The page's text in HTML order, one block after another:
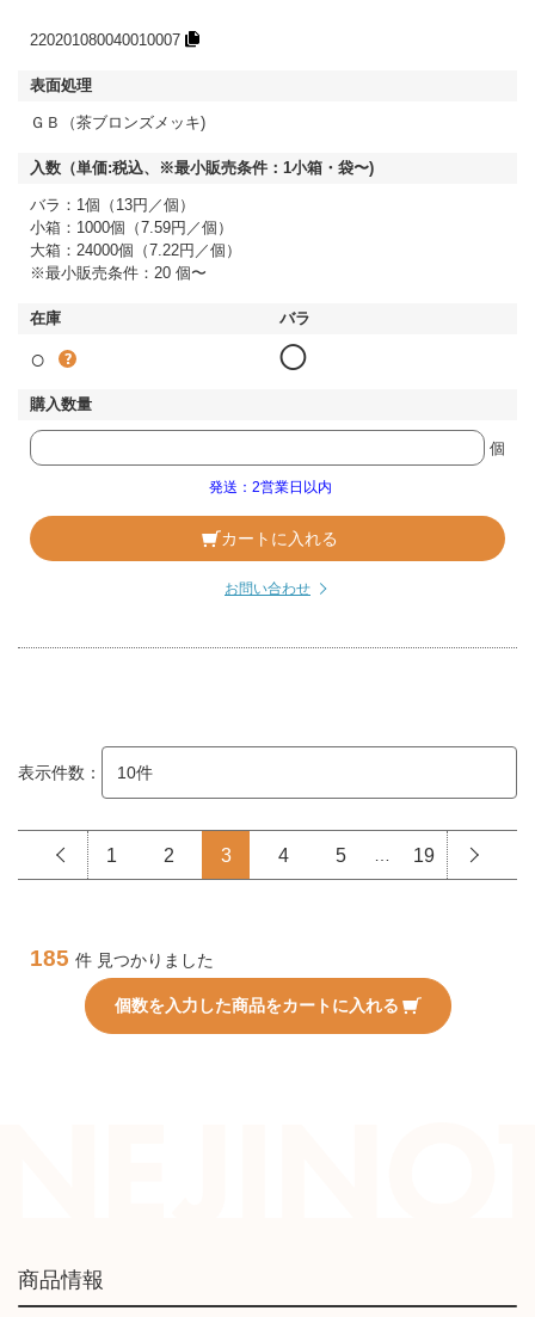
220201080040010007
ＧＢ（茶ブロンズメッキ)
バラ：1個（13円／個）
小箱：1000個（7.59円／個）
大箱：24000個（7.22円／個）
※最小販売条件：20 個〜
○ ◯
個
発送：2営業日以内
カートに入れる
お問い合わせ
表示件数：
1 2 3 4 5 19
185 件 見つかりました
個数を入力した商品をカートに入れる
商品情報